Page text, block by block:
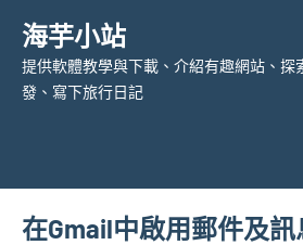
content
海芋小站
提供軟體教學與下載、介紹有趣網站、探
發、寫下旅行日記
在Gmail中啟用郵件及